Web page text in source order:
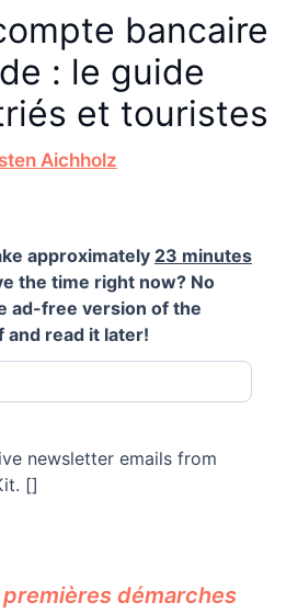
bancaire
: le guide
et touristes
Aichholz
approximately 23 minutes
the time right now? No
ad-free version of the
read it later!
newsletter emails from
[]
premières démarches